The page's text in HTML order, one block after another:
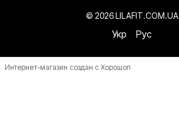
© 2026 LILAFIT.COM.UA
Укр Рус
Интернет-магазин создан с Хорошоп